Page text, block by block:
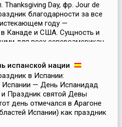
Thanksgiving Day, фр. Jour de
благодарности за все
году —
Канаде и США. Сущность и
для всех североамерикан...
испанской нации
в Испании:
Испании — День Испанидад
и Праздник cвятой Девы
день отмечался в Арагоне
Испании) как праздник